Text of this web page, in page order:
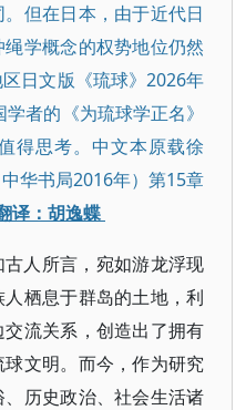
但在日本，由于近代日
学概念的权势地位仍然
日文版《琉球》2026年
者的《为琉球学正名》
得思考。中文本原载徐
华书局2016年）第15章
译：胡逸蝶
人所言，宛如游龙浮现
栖息于群岛的土地，利
流关系，创造出了拥有
文明。而今，作为研究
历史政治、社会生活诸